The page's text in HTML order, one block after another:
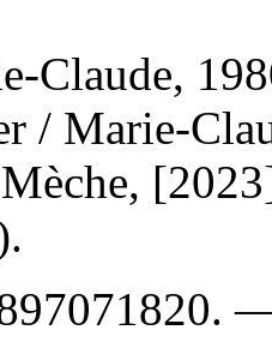
Claude,
/ Marie-
Mèche,
.